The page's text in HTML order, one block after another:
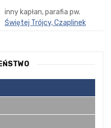
inny kapłan, parafia pw.
Świętej Trójcy, Czaplinek